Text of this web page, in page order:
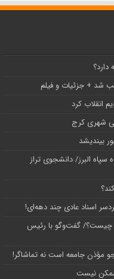
شد + جزئیات و فیلم
بیندیشد
سپاه البرز/ دانشجوی تراز
اسناد عادی چند‌ دهه‌ای!
چیست؟/ گفت‌وگو با رئیس
مؤذن جامعه است نه تماشاگر!
نیست